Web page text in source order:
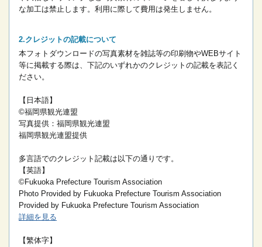
な加工は禁止します。 利用に際して費用は発生しません。
クレジットの記載について
本フォトダウンロードの写真素材を雑誌等の印刷物やWEBサイト
等に掲載する際は、下記のいずれかのクレジットの記載を表記く
ださい。
【日本語】
©福岡県観光連盟
写真提供：福岡県観光連盟
福岡県観光連盟提供
多言語でのクレジット記載は以下の通りです。
【英語】
©Fukuoka Prefecture Tourism Association
Photo Provided by Fukuoka Prefecture Tourism Association
Provided by Fukuoka Prefecture Tourism Association
詳細を見る
【繁体字】